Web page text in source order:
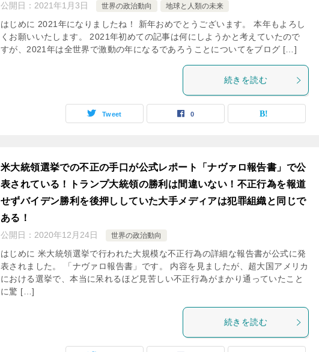
公開日： 2021年1月3日 世界の政治動向 地球と人類の未来
はじめに 2021年になりましたね！ 新年おめでとうございます。 本年もよろし
くお願いいたします。 2021年初めての記事は何にしようかと考えていたので
すが、2021年は全世界で激動の年になるであろうことについてをブログ […]
続きを読む
Tweet 0
米大統領選挙での不正の手口が公式レポート「ナヴァロ報告書」で公
表されている！トランプ大統領の勝利は間違いない！不正行為を報道
せずバイデン勝利を後押ししていた大手メディアは犯罪組織と同じで
ある！
公開日： 2020年12月24日 世界の政治動向
はじめに 米大統領選挙で行われた大規模な不正行為の詳細な報告書が公式に発
表されました。 「ナヴァロ報告書」です。 内容を見ましたが、超大国アメリカ
における選挙で、本当に呆れるほど見苦しい不正行為がまかり通っていたこと
に驚 […]
続きを読む